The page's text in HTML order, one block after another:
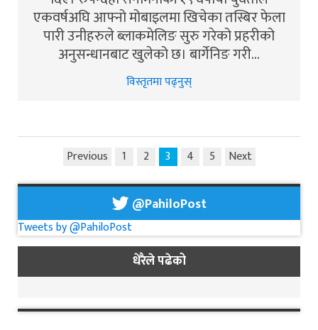
एकवर्षअघि आफ्नो मोबाइलमा खिचेका तस्बिर फेला
पारी उनीहरुले ब्लाकमेलिङ सुरु गरेको प्रहरीको
अनुसन्धानबाट खुलेको छ। बार्गेनिङ गरी…
विस्तृतमा पढ्नुस्
Previous 1 2 3 4 5 Next
@PahiloPost
Tweets by @PahiloPost
धेरैले पढेको